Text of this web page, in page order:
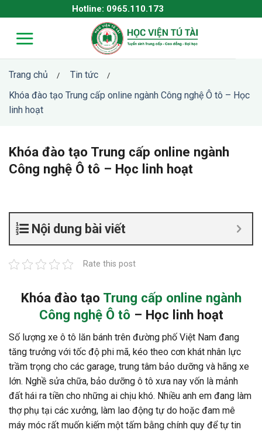
to
content
Hotline: 0965.110.173
Trang chủ / Tin tức /
Khóa đào tạo Trung cấp online ngành Công nghệ Ô tô – Học
linh hoạt
Khóa đào tạo Trung cấp online ngành
Công nghệ Ô tô – Học linh hoạt
Nội dung bài viết
Rate this post
Khóa đào tạo Trung cấp online ngành
Công nghệ Ô tô– Học linh hoạt
Số lượng xe ô tô lăn bánh trên đường phố Việt Nam đang
tăng trưởng với tốc độ phi mã, kéo theo cơn khát nhân lực
trầm trọng cho các garage, trung tâm bảo dưỡng và hãng xe
lớn. Nghề sửa chữa, bảo dưỡng ô tô xưa nay vốn là mảnh
đất hái ra tiền cho những ai chịu khó. Nhiều anh em đang làm
thợ phụ tại các xưởng, làm lao động tự do hoặc đam mê
máy móc rất muốn kiếm một tấm bằng chính quy để tự tin